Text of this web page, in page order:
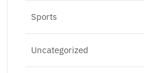
Sports
Uncategorized